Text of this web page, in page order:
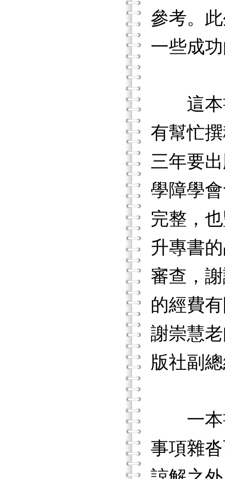
參考。
一些成
這本書
有幫忙
三年要
學障學
完整，
升專書
審查，
的經費
謝崇慧
版社副
一本書
事項雜